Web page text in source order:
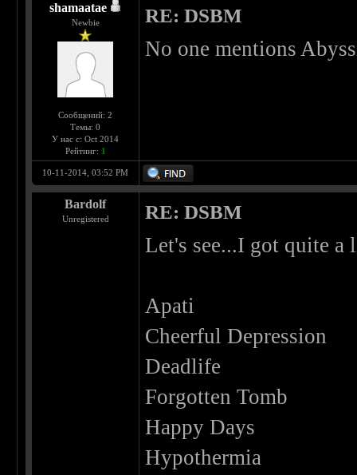
shamaatae
Newbie
Сообщений: 2
Темы: 0
У нас с: Oct 2014
Рейтинг: 1
RE: DSBM
No one mentions
10-11-2014, 03:52 PM
Bardolf
Unregistered RE: DSBM
Let's see...I got quite
Apati
Cheerful Depression
Deadlife
Forgotten Tomb
Happy Days
Hypothermia